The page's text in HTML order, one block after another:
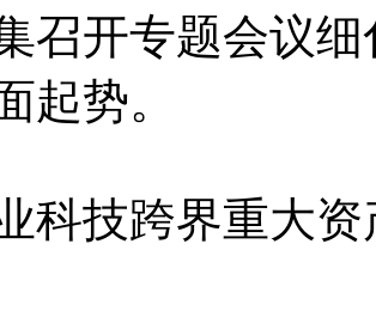
召开专题会议
起势。
技跨界重大资